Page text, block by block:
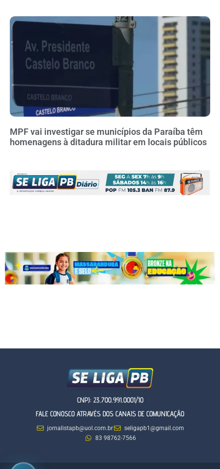
MPF vai investigar se municípios da Paraíba têm
homenagens à ditadura militar em locais públicos
CNPJ: 23.700.991.0001/10
FALE CONOSCO ATRAVÉS DOS CANAIS DE COMUNICAÇÃO
jornalistapb@uol.com.br
seligapb1@gmail.com
83 98762-7566